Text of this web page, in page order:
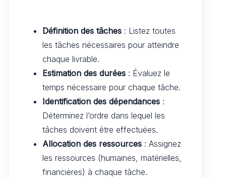
Définition des tâches : Listez toutes
les tâches nécessaires pour atteindre
chaque livrable.
Estimation des durées : Évaluez le
temps nécessaire pour chaque tâche.
Identification des dépendances :
Déterminez l’ordre dans lequel les
tâches doivent être effectuées.
Allocation des ressources : Assignez
les ressources (humaines, matérielles,
financières) à chaque tâche.